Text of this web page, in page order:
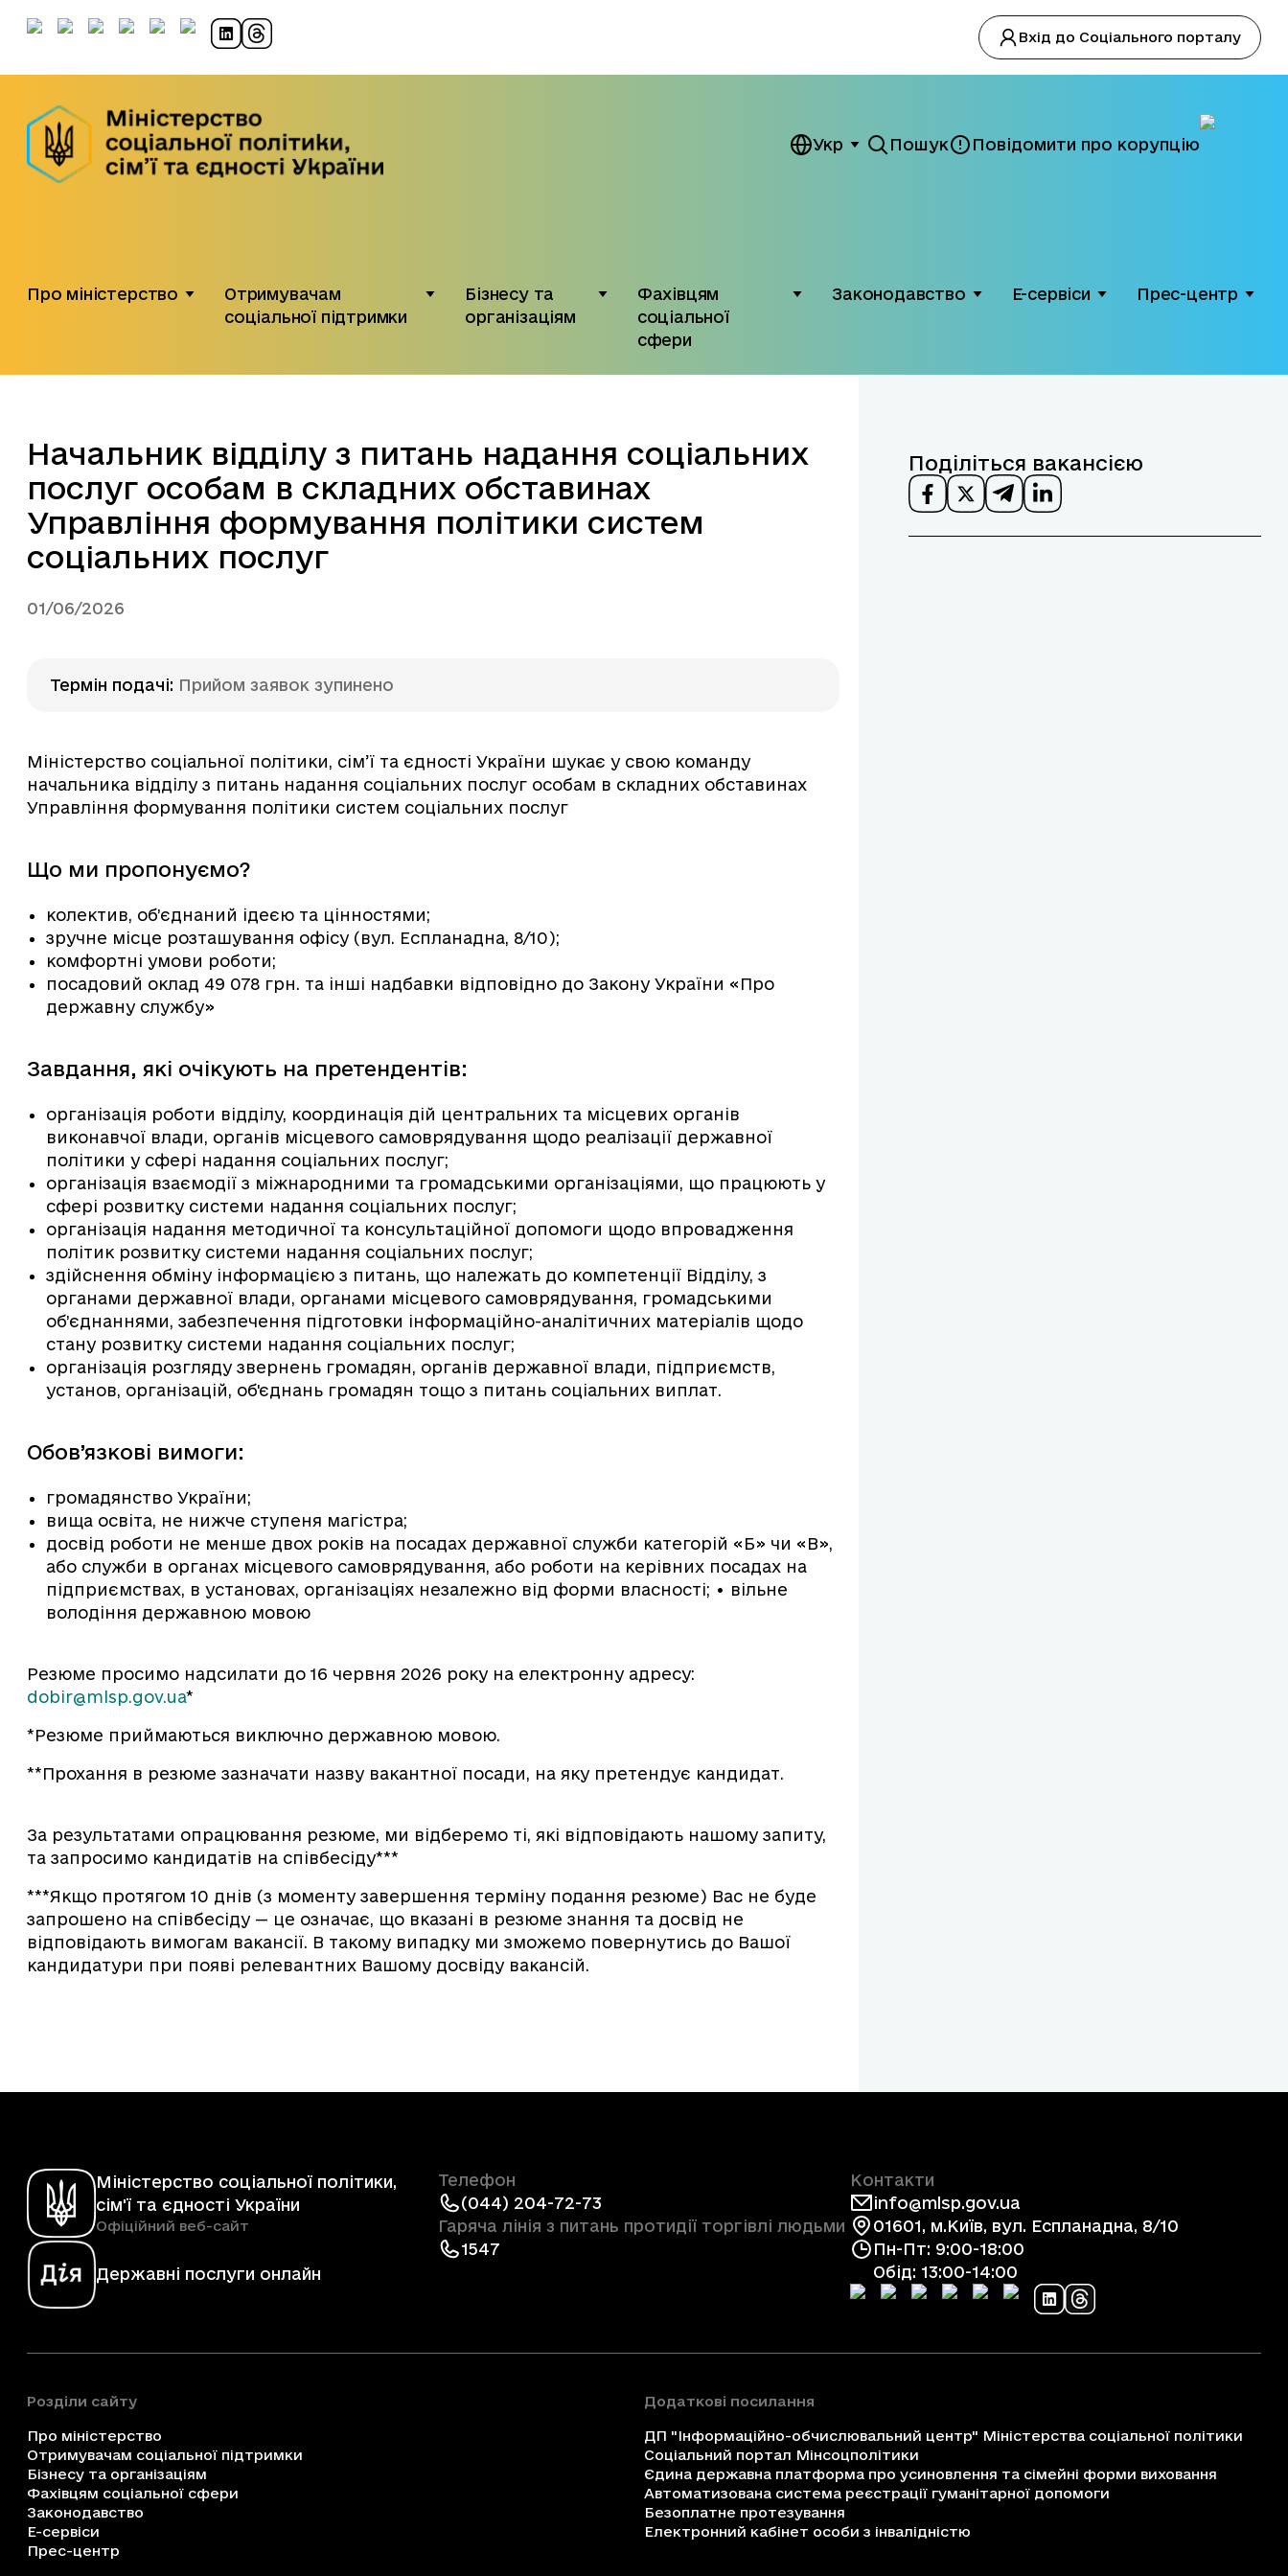
Вхід до Соціального порталу
Укр Пошук Повідомити про корупцію
Про міністерство
Отримувачам
соціальної підтримки
Бізнесу та
організаціям
Фахівцям
соціальної
сфери
Законодавство Е-сервіси Прес-центр
Начальник відділу з питань надання соціальних
послуг особам в складних обставинах
Управління формування політики систем
соціальних послуг
01/06/2026
Термін подачі: Прийом заявок зупинено
Міністерство соціальної політики, сім’ї та єдності України шукає у свою команду
начальника відділу з питань надання соціальних послуг особам в складних обставинах
Управління формування політики систем соціальних послуг
Що ми пропонуємо?
колектив, об’єднаний ідеєю та цінностями;
зручне місце розташування офісу (вул. Еспланадна, 8/10);
комфортні умови роботи;
посадовий оклад 49 078 грн. та інші надбавки відповідно до Закону України «Про
державну службу»
Завдання, які очікують на претендентів:
організація роботи відділу, координація дій центральних та місцевих органів
виконавчої влади, органів місцевого самоврядування щодо реалізації державної
політики у сфері надання соціальних послуг;
організація взаємодії з міжнародними та громадськими організаціями, що працюють у
сфері розвитку системи надання соціальних послуг;
організація надання методичної та консультаційної допомоги щодо впровадження
політик розвитку системи надання соціальних послуг;
здійснення обміну інформацією з питань, що належать до компетенції Відділу, з
органами державної влади, органами місцевого самоврядування, громадськими
об’єднаннями, забезпечення підготовки інформаційно-аналітичних матеріалів щодо
стану розвитку системи надання соціальних послуг;
організація розгляду звернень громадян, органів державної влади, підприємств,
установ, організацій, об'єднань громадян тощо з питань соціальних виплат.
Обов’язкові вимоги:
громадянство України;
вища освіта, не нижче ступеня магістра;
досвід роботи не менше двох років на посадах державної служби категорій «Б» чи «В»,
або служби в органах місцевого самоврядування, або роботи на керівних посадах на
підприємствах, в установах, організаціях незалежно від форми власності; • вільне
володіння державною мовою
Резюме просимо надсилати до 16 червня 2026 року на електронну адресу:
dobir@mlsp.gov.ua*
*Резюме приймаються виключно державною мовою.
**Прохання в резюме зазначати назву вакантної посади, на яку претендує кандидат.
За результатами опрацювання резюме, ми відберемо ті, які відповідають нашому запиту,
та запросимо кандидатів на співбесіду***
***Якщо протягом 10 днів (з моменту завершення терміну подання резюме) Вас не буде
запрошено на співбесіду — це означає, що вказані в резюме знання та досвід не
відповідають вимогам вакансії. В такому випадку ми зможемо повернутись до Вашої
кандидатури при появі релевантних Вашому досвіду вакансій.
Поділіться вакансією
Міністерство соціальної політики,
сім'ї та єдності України
Офіційний веб-сайт
Державні послуги онлайн
Телефон
(044) 204-72-73
Гаряча лінія з питань протидії торгівлі людьми
1547
Контакти
info@mlsp.gov.ua
01601, м.Київ, вул. Еспланадна, 8/10
Пн-Пт: 9:00-18:00
Обід: 13:00-14:00
Розділи сайту
Про міністерство
Отримувачам соціальної підтримки
Бізнесу та організаціям
Фахівцям соціальної сфери
Законодавство
Е-сервіси
Прес-центр
Додаткові посилання
ДП "Інформаційно-обчислювальний центр" Міністерства соціальної політики
Соціальний портал Мінсоцполітики
Єдина державна платформа про усиновлення та сімейні форми виховання
Автоматизована система реєстрації гуманітарної допомоги
Безоплатне протезування
Електронний кабінет особи з інвалідністю